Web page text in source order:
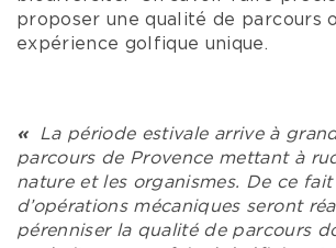
proposer une qualité de parcours
expérience golfique unique.
«
La période estivale arrive à
parcours de Provence mettant à
nature et les organismes. De ce
d’opérations mécaniques seront
pérenniser la qualité de parcours